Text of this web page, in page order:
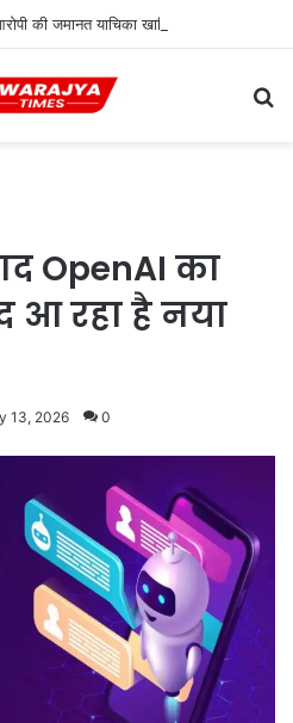
की जमानत याचिका खारिज
OpenAI का
आ रहा है नया
13, 2026 0